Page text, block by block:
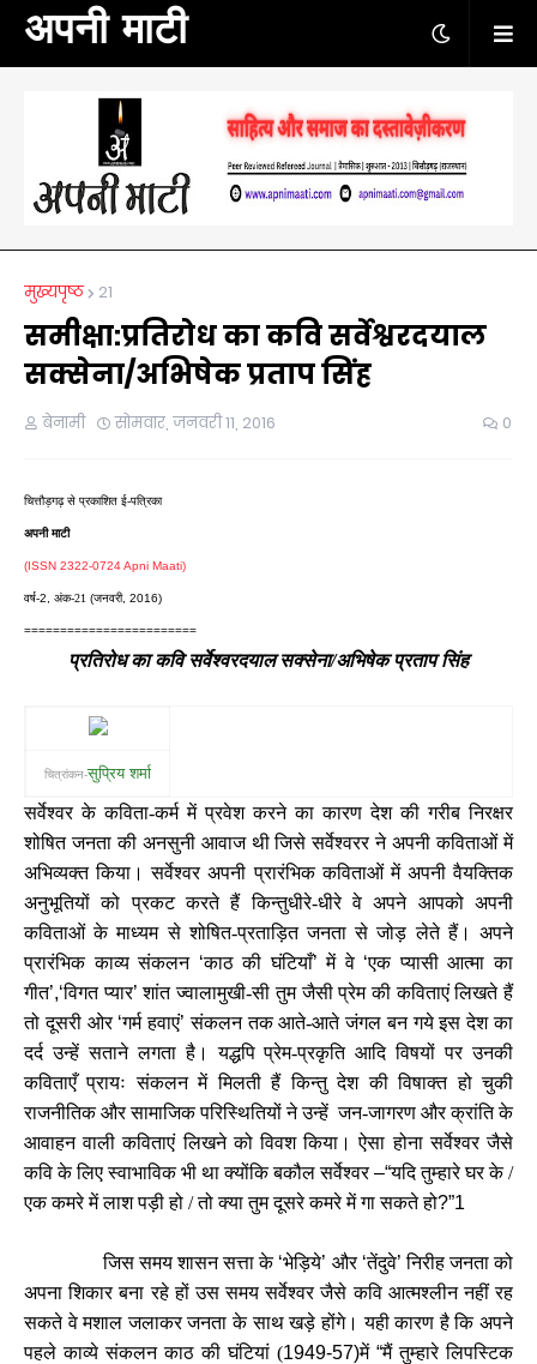
अपनी माटी
मुख्यपृष्ठ 21
समीक्षा:प्रतिरोध का कवि सर्वेश्वरदयाल
सक्सेना/अभिषेक प्रताप सिंह
बेनामी सोमवार, जनवरी 11, 2016 0
चित्तौड़गढ़ से प्रकाशित ई-पत्रिका
अपनी माटी
(ISSN 2322-0724 Apni Maati)
वर्ष-2, अंक-21 (जनवरी, 2016)
========================
प्रतिरोध का कवि सर्वेश्वरदयाल सक्सेना/अभिषेक प्रताप सिंह
चित्रांकन-सुप्रिय शर्मा
सर्वेश्वर के कविता-कर्म में प्रवेश करने का कारण देश की गरीब निरक्षर
शोषित जनता की अनसुनी आवाज थी जिसे सर्वेश्वरर ने अपनी कविताओं में
अभिव्यक्त किया। सर्वेश्वर अपनी प्रारंभिक कविताओं में अपनी वैयक्तिक
अनुभूतियों को प्रकट करते हैं किन्तुधीरे-धीरे वे अपने आपको अपनी
कविताओं के माध्यम से शोषित-प्रताड़ि‍त जनता से जोड़ लेते हैं। अपने
प्रारंभिक काव्य संकलन ‘काठ की घंटियाँ’में वे ‘एक प्यासी आत्मा का
गीत’,‘विगत प्यार’शांत ज्वालामुखी-सी तुम जैसी प्रेम की कविताएं लिखते हैं
तो दूसरी ओर ‘गर्म हवाएं’संकलन तक आते-आते जंगल बन गये इस देश का
दर्द उन्हें सताने लगता है। यद्धपि प्रेम-प्रकृति आदि विषयों पर उनकी
कविताएँ प्रायः संकलन में मिलती हैं किन्तु देश की विषाक्त हो चुकी
राजनीतिक और सामाजिक परिस्थितियों ने उन्हें जन-जागरण और क्रांति के
आवाहन वाली कविताएं लिखने को विवश किया। ऐसा होना सर्वेश्वर जैसे
कवि के लिए स्वाभाविक भी था क्योंकि बकौल सर्वेश्वर–“यदि तुम्हारे घर के /
एक कमरे में लाश पड़ी हो / तो क्या तुम दूसरे कमरे में गा सकते हो?”1
जिस समय शासन सत्ता के ‘भेड़िये’ और ‘तेंदुवे’निरीह जनता को
अपना शिकार बना रहे हों उस समय सर्वेश्वर जैसे कवि आत्मश्लीन नहीं रह
सकते वे मशाल जलाकर जनता के साथ खड़े होंगे। यही कारण है कि अपने
पहले काव्ये संकलन काठ की घंटियां (1949-57)में “मैं तुम्हारे लिपस्टिक